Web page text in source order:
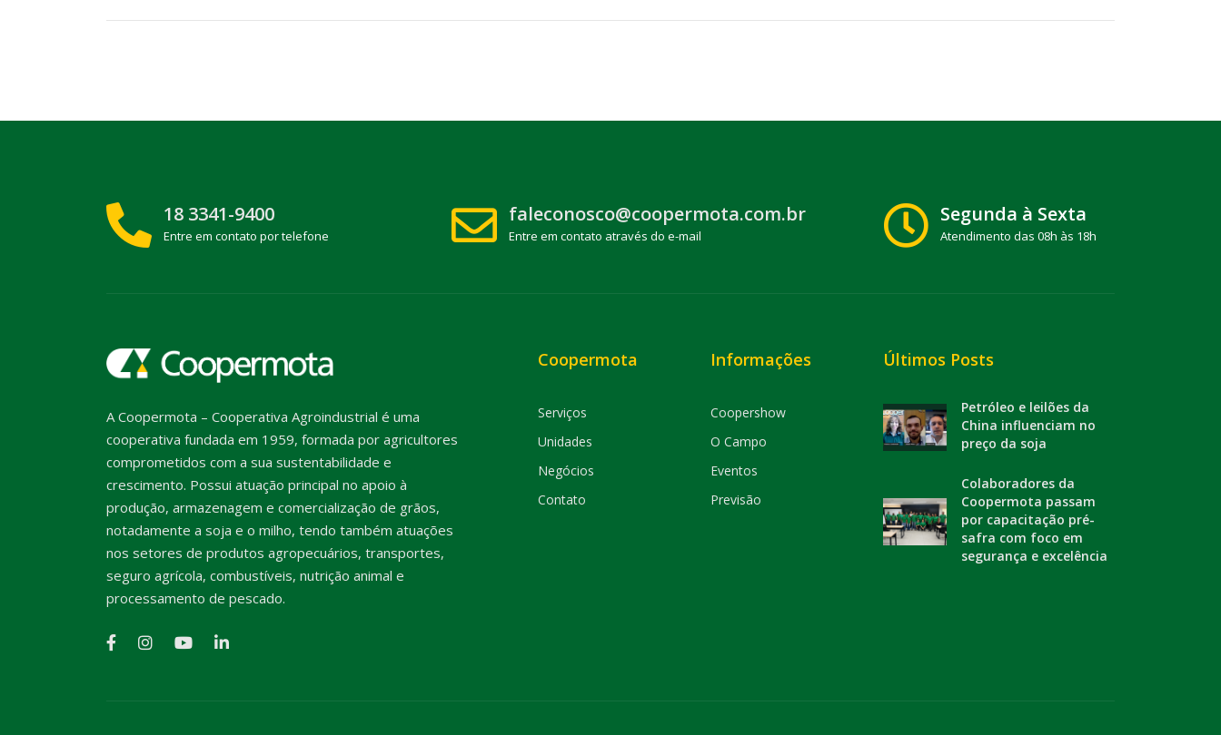
18 3341-9400
Entre em contato por telefone
faleconosco@coopermota.com.br
Entre em contato através do e-mail
Segunda à Sexta
Atendimento das 08h às 18h
A Coopermota – Cooperativa Agroindustrial é uma
cooperativa fundada em 1959, formada por agricultores
comprometidos com a sua sustentabilidade e
crescimento. Possui atuação principal no apoio à
produção, armazenagem e comercialização de grãos,
notadamente a soja e o milho, tendo também atuações
nos setores de produtos agropecuários, transportes,
seguro agrícola, combustíveis, nutrição animal e
processamento de pescado.
Coopermota
Serviços
Unidades
Negócios
Contato
Informações
Coopershow
O Campo
Eventos
Previsão
Últimos Posts
Petróleo e leilões da
China influenciam no
preço da soja
Colaboradores da
Coopermota passam
por capacitação pré-
safra com foco em
segurança e excelência